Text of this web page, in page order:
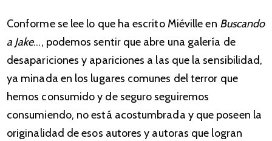
Conforme se lee lo que ha escrito Miéville en Buscando
a Jake…, podemos sentir que abre una galería de
desapariciones y apariciones a las que la sensibilidad,
ya minada en los lugares comunes del terror que
hemos consumido y de seguro seguiremos
consumiendo, no está acostumbrada y que poseen la
originalidad de esos autores y autoras que logran